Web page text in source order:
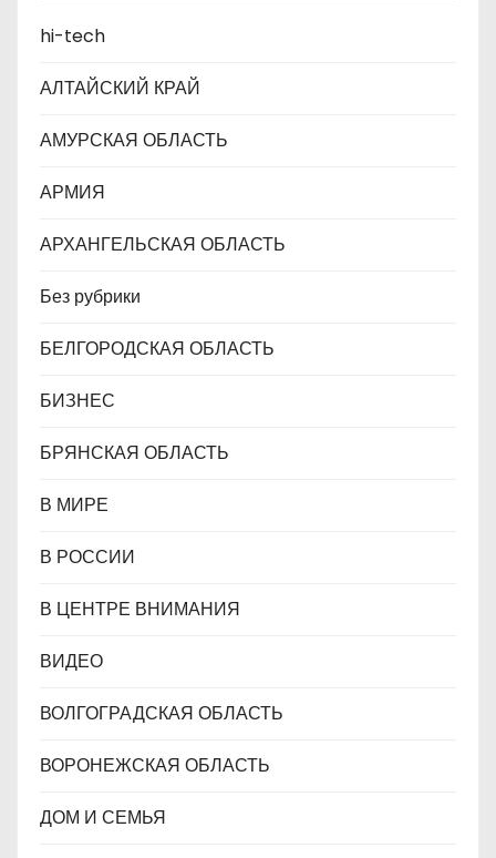
с
я
м
hi-tech
АЛТАЙСКИЙ КРАЙ
АМУРСКАЯ ОБЛАСТЬ
АРМИЯ
АРХАНГЕЛЬСКАЯ ОБЛАСТЬ
Без рубрики
БЕЛГОРОДСКАЯ ОБЛАСТЬ
БИЗНЕС
БРЯНСКАЯ ОБЛАСТЬ
В МИРЕ
В РОССИИ
В ЦЕНТРЕ ВНИМАНИЯ
ВИДЕО
ВОЛГОГРАДСКАЯ ОБЛАСТЬ
ВОРОНЕЖСКАЯ ОБЛАСТЬ
ДОМ И СЕМЬЯ